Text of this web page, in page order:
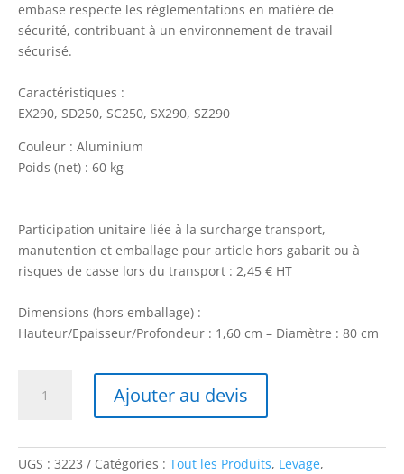
embase respecte les réglementations en matière de
sécurité, contribuant à un environnement de travail
sécurisé.
Caractéristiques :
EX290, SD250, SC250, SX290, SZ290
Couleur : Aluminium
Poids (net) : 60 kg
Participation unitaire liée à la surcharge transport,
manutention et emballage pour article hors gabarit ou à
risques de casse lors du transport : 2,45 € HT
Dimensions (hors emballage) :
Hauteur/Epaisseur/Profondeur : 1,60 cm – Diamètre : 80 cm
ronde
Ajouter au devis
UGS : 3223 Catégories : Tout les Produits, Levage,